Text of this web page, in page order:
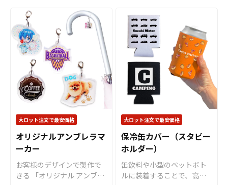
撮影・持ち歩き・ディスプ
レイをワンランクUP！すべ
て国内生産のメイド・イ
ン・ジャパン製品です
！販
売に必要な資材も取り揃え
ておりますので、お客様に
はデザインを入稿していた
だくだけでオリジナル商品
として販売していただくこ
とができます。オリジナル
グッズの制作やOEMをご検
討中の業者様もお気軽にご
相談ください。 推し活シー
ンと親和性が高く、SNSへ
の投稿もされやすいアイテ
ムですので、アニメやゲー
い。
イズです。仕様用途も幅広
く、市場ニーズも高いタオ
ルになります。生地は国内
製造差された今治産のタオ
ルで、生地・印刷・縫製す
べて国内で製造致します。
※印刷後に縁処理を行いま
すが、特にご指定がない場
合、表の印刷カラーに合わ
せて縫製致します。 短納
期・小ロットでの対応も可
能ですのでご不明点があり
ましたらお気軽にご相談く
ださい。
す。生地は国内製造差され
た今治産のタオルで、生
地・印刷・縫製すべて国内
で製造致します。※印刷後
に縁処理を行いますが、特
にご指定がない場合、表の
印刷カラーに合わせて縫製
致します。 短納期・小ロッ
トでの対応も可能ですので
ご不明点がありましたら、
個人のお客様から企業・業
者のかた問わずお気軽にご
相談ください。
大ロット注文で最安価格
オリジナルアンブレラマ
ーカー
お客様のデザインで製作で
きる 「オリジナル アンブレ
大ロット注文で最安価格
保冷缶カバー（スタビー
ホルダー）
缶飲料や小型のペットボト
ルに装着することで、高い